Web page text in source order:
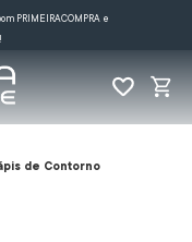
PRIMEIRACOMPRA e
de Contorno